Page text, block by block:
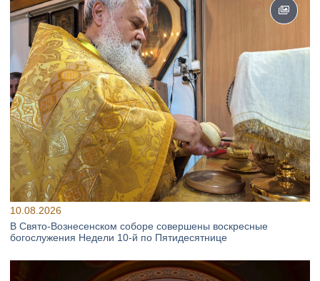
10.08.2026
В Свято‑Вознесенском соборе совершены воскресные
богослужения Недели 10‑й по Пятидесятнице